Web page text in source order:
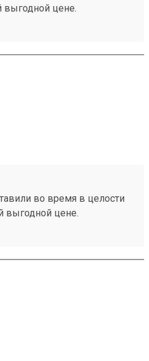
выгодной цене.
во время в целости
выгодной цене.